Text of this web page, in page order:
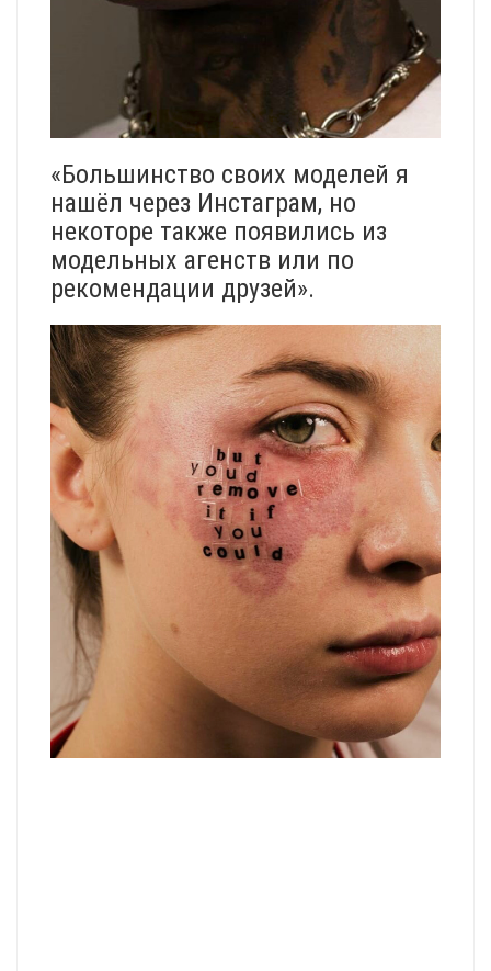
«Большинство своих моделей я
нашёл через Инстаграм, но
некоторе также появились из
модельных агенств или по
рекомендации друзей».